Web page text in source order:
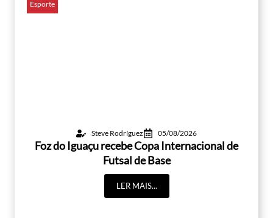
Esporte
Steve Rodríguez 05/08/2026
Foz do Iguaçu recebe Copa Internacional de
Futsal de Base
LER MAIS...